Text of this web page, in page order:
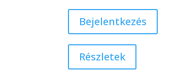
Bejelentkezés
Részletek